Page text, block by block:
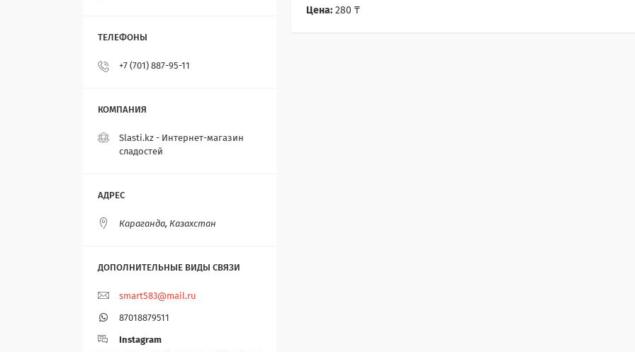
Цена: 280 ₸
+7 (701) 887-95-11
Slasti.kz - Интернет-магазин
сладостей
Караганда, Казахстан
smart583@mail.ru
87018879511
Instagram